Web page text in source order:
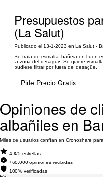
Presupuestos
(La Salut)
Publicado el 13-1-2023 en La Salut -
Se trata de esmaltar bañera en buen
la zona del desagüe. Se quiere
pudiese filtrar por fuera del desagüe.
Pide Precio Gratis
Opiniones de
albañiles en
Miles de usuarios confían en Cronoshare
4.8/5 estrellas
+60.000 opiniones recibidas
100% verificadas